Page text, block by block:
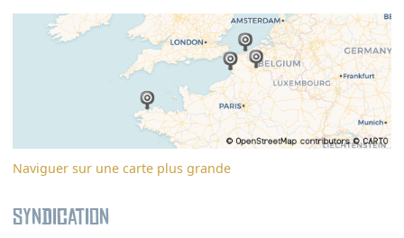
Naviguer sur une carte plus grande
Syndication